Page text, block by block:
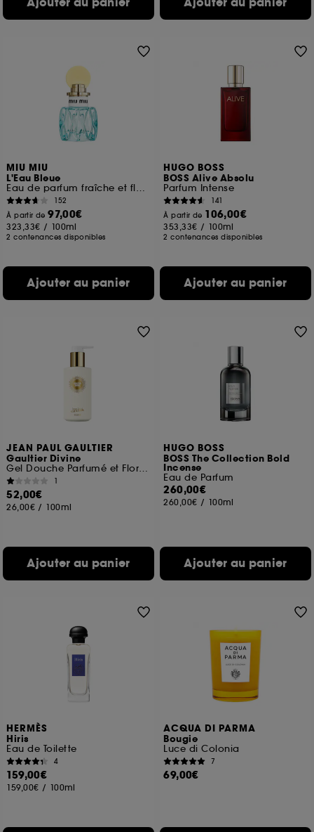
MIU MIU
L'Eau Bleue
Eau de parfum fraîche et florale pour femme
152
À partir de97,00€
323,33€ / 100ml
2 contenances disponibles
Ajouter au panier
HUGO BOSS
BOSS Alive Absolu
Parfum Intense
141
À partir de 106,00€
353,33€ / 100ml
2 contenances disponibles
Ajouter au panier
JEAN PAUL GAULTIER
Gaultier Divine
Gel Douche Parfumé et Floral pour Femme
1
52,00€
26,00€ / 100ml
Ajouter au panier
HUGO BOSS
BOSS The Collection Bold
Incense
Eau de Parfum
260,00€
260,00€ / 100ml
Ajouter au panier
HERMÈS
Hiris
Eau de Toilette
4
159,00€
159,00€ / 100ml
ACQUA DI PARMA
Bougie
Luce di Colonia
7
69,00€